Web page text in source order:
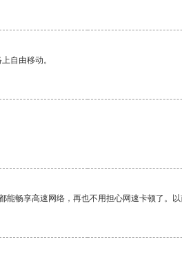
自由移动。
畅享高速网络，再也不用担心网速卡顿了。